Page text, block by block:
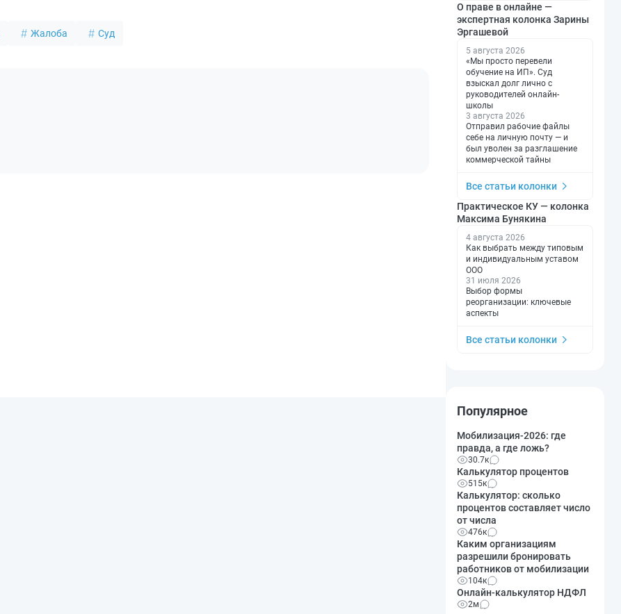
Жалоба Суд
О праве в онлайне —
экспертная колонка Зарины
Эргашевой
5 августа 2026
«Мы просто перевели
обучение на ИП». Суд
взыскал долг лично с
руководителей онлайн-
школы
3 августа 2026
Отправил рабочие файлы
себе на личную почту — и
был уволен за разглашение
коммерческой тайны
Все статьи колонки
Практическое КУ — колонка
Максима Бунякина
4 августа 2026
Как выбрать между типовым
и индивидуальным уставом
ООО
31 июля 2026
Выбор формы
реорганизации: ключевые
аспекты
Все статьи колонки
Популярное
Мобилизация-2026: где
правда, а где ложь?
30.7к
Калькулятор процентов
515к
Калькулятор: сколько
процентов составляет число
от числа
476к
Каким организациям
разрешили бронировать
работников от мобилизации
104к
Онлайн-калькулятор НДФЛ
2м